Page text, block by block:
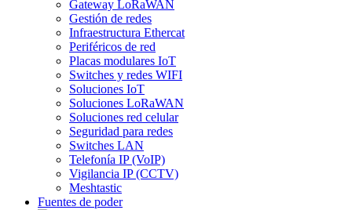
Gateway LoRaWAN
Gestión de redes
Infraestructura Ethercat
Periféricos de red
Placas modulares IoT
Switches y redes WIFI
Soluciones IoT
Soluciones LoRaWAN
Soluciones red celular
Seguridad para redes
Switches LAN
Telefonía IP (VoIP)
Vigilancia IP (CCTV)
Meshtastic
Fuentes de poder